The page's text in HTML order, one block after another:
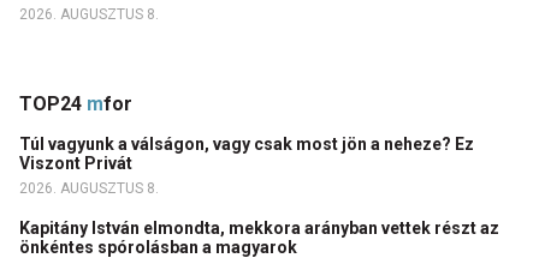
2026. AUGUSZTUS 8.
TOP24 mfor
Túl vagyunk a válságon, vagy csak most jön a neheze? Ez
Viszont Privát
2026. AUGUSZTUS 8.
Kapitány István elmondta, mekkora arányban vettek részt az
önkéntes spórolásban a magyarok